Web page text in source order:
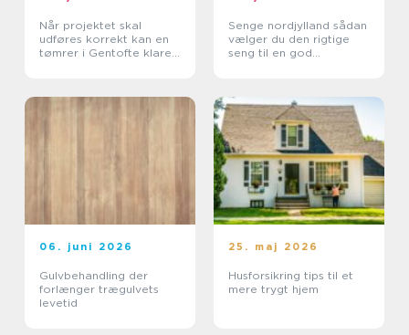
Når projektet skal
udføres korrekt kan en
tømrer i Gentofte klare
Senge nordjylland sådan
vælger du den rigtige
seng til en god
06. juni 2026
Gulvbehandling der
forlænger trægulvets
levetid
25. maj 2026
Husforsikring tips til et
mere trygt hjem